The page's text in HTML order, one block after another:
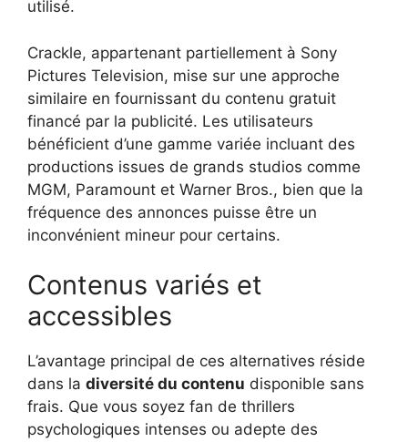
utilisé.
Crackle, appartenant partiellement à Sony
Pictures Television, mise sur une approche
similaire en fournissant du contenu gratuit
financé par la publicité. Les utilisateurs
bénéficient d’une gamme variée incluant des
productions issues de grands studios comme
MGM, Paramount et Warner Bros., bien que la
fréquence des annonces puisse être un
inconvénient mineur pour certains.
Contenus variés et
accessibles
L’avantage principal de ces alternatives réside
dans la diversité du contenu disponible sans
frais. Que vous soyez fan de thrillers
psychologiques intenses ou adepte des